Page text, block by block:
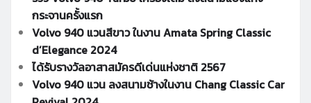
กระจานครั้งแรก
Volvo 940 แวนสีขาว ในงาน Amata Spring Classic
d’Elegance 2024
ได้รับรางวัลอาสาสมัครดีเด่นแห่งชาติ 2567
Volvo 940 แวน ลงสนามช้างในงาน Chang Classic Car